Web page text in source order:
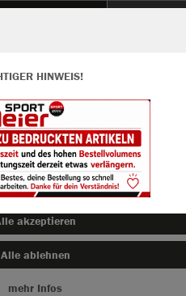
HINWEIS!
können wir dir personalisierte
verbessern. Weitere
Einstellungen.
akzeptieren
Alle ablehnen
mehr Infos